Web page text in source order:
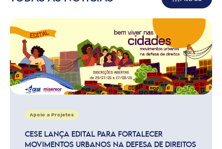
Apoio a Projetos
CESE LANÇA EDITAL PARA FORTALECER
MOVIMENTOS URBANOS NA DEFESA DE DIREITOS